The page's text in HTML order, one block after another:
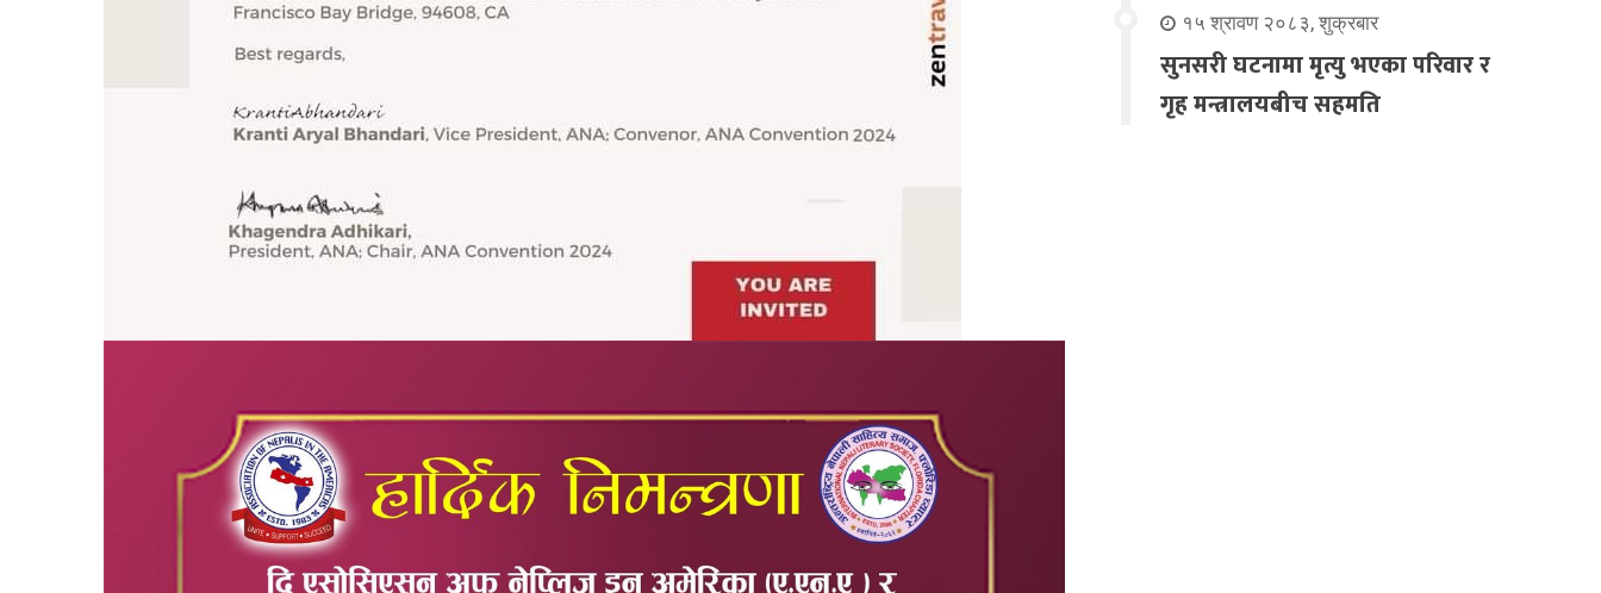
१५ श्रावण २०८३, शुक्रबार
सुनसरी घटनामा मृत्यु भएका परिवार र
गृह मन्त्रालयबीच सहमति